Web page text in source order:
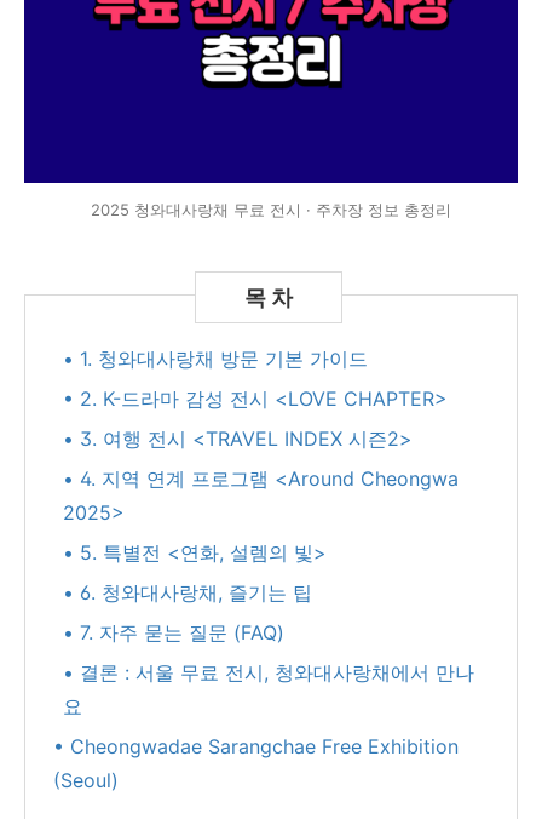
2025 청와대사랑채 무료 전시 · 주차장 정보 총정리
• 1. 청와대사랑채 방문 기본 가이드
• 2. K-드라마 감성 전시 <LOVE CHAPTER>
• 3. 여행 전시 <TRAVEL INDEX 시즌2>
• 4. 지역 연계 프로그램 <Around Cheongwa
2025>
• 5. 특별전 <연화, 설렘의 빛>
• 6. 청와대사랑채, 즐기는 팁
• 7. 자주 묻는 질문 (FAQ)
• 결론 : 서울 무료 전시, 청와대사랑채에서 만나
요
• Cheongwadae Sarangchae Free Exhibition
(Seoul)